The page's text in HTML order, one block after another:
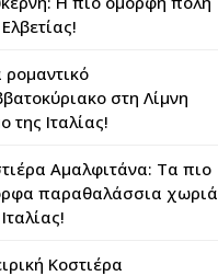
ρομαντικό
στη Λίμνη
της Ιταλίας!
Αμαλφιτάνα: Τα πιο
παραθαλάσσια χωριά
Κοστιέρα